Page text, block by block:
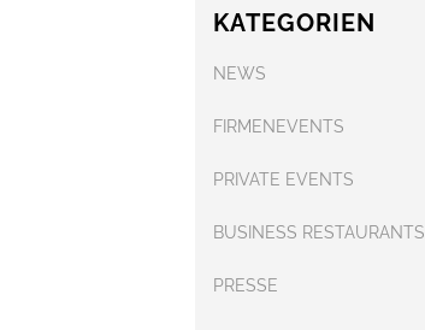
KATEGORIEN
NEWS
FIRMENEVENTS
PRIVATE EVENTS
BUSINESS RESTAURANTS
PRESSE